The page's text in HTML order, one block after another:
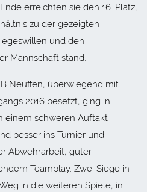
erreichten sie den 16. Platz,
zu der gezeigten
und den
Mannschaft stand.
Neuffen, überwiegend mit
2016 besetzt, ging in
einem schweren Auftakt
besser ins Turnier und
Abwehrarbeit, guter
Teamplay. Zwei Siege in
in die weiteren Spiele, in